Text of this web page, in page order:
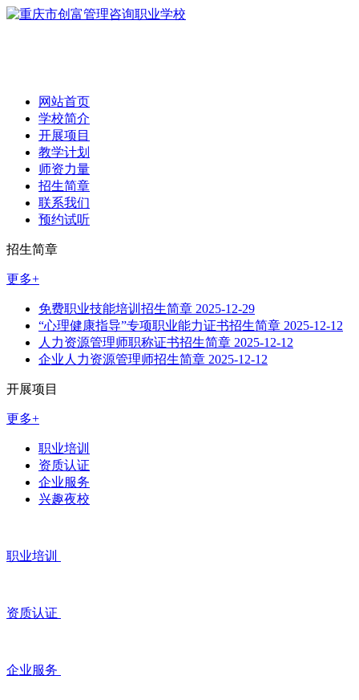
网站首页
学校简介
开展项目
教学计划
师资力量
招生简章
联系我们
预约试听
招生简章
更多+
免费职业技能培训招生简章 2025-12-29
“心理健康指导”专项职业能力证书招生简章 2025-12-12
人力资源管理师职称证书招生简章 2025-12-12
企业人力资源管理师招生简章 2025-12-12
开展项目
更多+
职业培训
资质认证
企业服务
兴趣夜校
职业培训
资质认证
企业服务